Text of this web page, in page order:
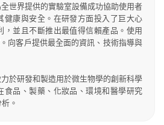
世界提供的實驗室設備成功協助使用者
健康與安全。在研發方面投入了巨大心
，並且不斷推出最值得信賴產品。使用
向客戶提供最全面的資訊、技術指導與
於研發和製造用於微生物學的創新科學
食品、製藥、化妝品、環境和醫學研究
。